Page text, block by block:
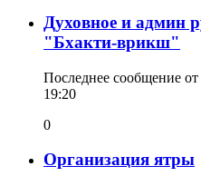
Духовное и админ
"Бхакти-врикш"
Последнее сообщение от
19:20
0
Организация ятры